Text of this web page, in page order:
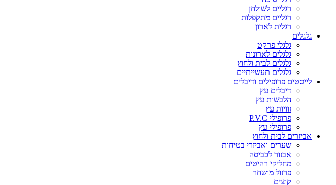
רגליים לשולחן
רגליים מתקפלות
רגלית לארון
גלגלים
גלגלי פרקט
גלגלים לארונות
גלגלים לבית ולחוץ
גלגלים תעשייתיים
לייסטים פרופילים ודיבלים
דיבלים עץ
הלבשות עץ
זוויות עץ
פרופילי P.V.C
פרופילי עץ
אביזרים לבית ולחוץ
שערים ואביזרי בטיחות
אבזור לכביסה
מחליקי רהיטים
פרזול מושחר
קוצים